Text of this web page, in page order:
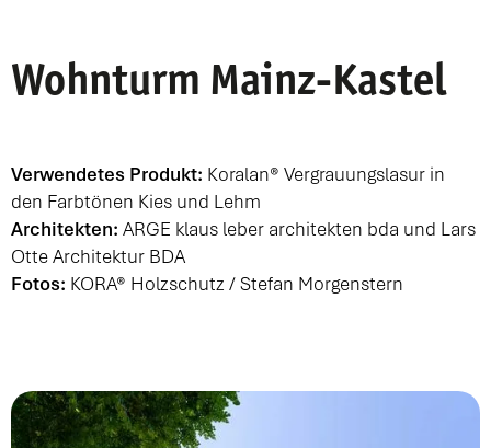
Wohnturm Mainz-Kastel
Verwendetes Produkt: Koralan® Vergrauungslasur in
den Farbtönen Kies und Lehm
Architekten: ARGE klaus leber architekten bda und Lars
Otte Architektur BDA
Fotos: KORA® Holzschutz / Stefan Morgenstern